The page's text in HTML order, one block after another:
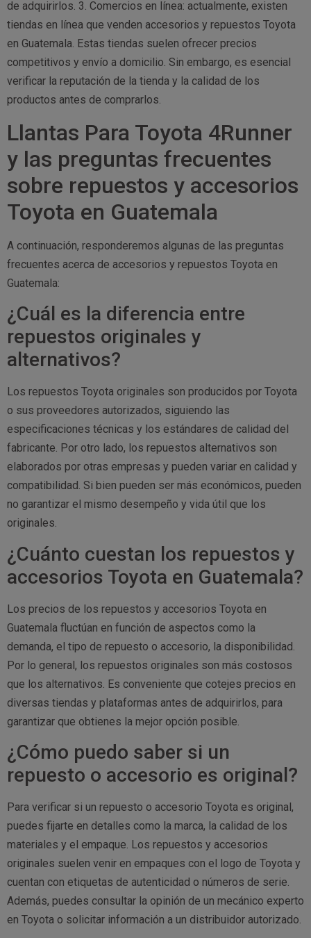
de adquirirlos. 3. Comercios en línea: actualmente, existen
tiendas en línea que venden accesorios y repuestos Toyota
en Guatemala. Estas tiendas suelen ofrecer precios
competitivos y envío a domicilio. Sin embargo, es esencial
verificar la reputación de la tienda y la calidad de los
productos antes de comprarlos.
Llantas Para Toyota 4Runner
y las preguntas frecuentes
sobre repuestos y accesorios
Toyota en Guatemala
A continuación, responderemos algunas de las preguntas
frecuentes acerca de accesorios y repuestos Toyota en
Guatemala:
¿Cuál es la diferencia entre
repuestos originales y
alternativos?
Los repuestos Toyota originales son producidos por Toyota
o sus proveedores autorizados, siguiendo las
especificaciones técnicas y los estándares de calidad del
fabricante. Por otro lado, los repuestos alternativos son
elaborados por otras empresas y pueden variar en calidad y
compatibilidad. Si bien pueden ser más económicos, pueden
no garantizar el mismo desempeño y vida útil que los
originales.
¿Cuánto cuestan los repuestos y
accesorios Toyota en Guatemala?
Los precios de los repuestos y accesorios Toyota en
Guatemala fluctúan en función de aspectos como la
demanda, el tipo de repuesto o accesorio, la disponibilidad.
Por lo general, los repuestos originales son más costosos
que los alternativos. Es conveniente que cotejes precios en
diversas tiendas y plataformas antes de adquirirlos, para
garantizar que obtienes la mejor opción posible.
¿Cómo puedo saber si un
repuesto o accesorio es original?
Para verificar si un repuesto o accesorio Toyota es original,
puedes fijarte en detalles como la marca, la calidad de los
materiales y el empaque. Los repuestos y accesorios
originales suelen venir en empaques con el logo de Toyota y
cuentan con etiquetas de autenticidad o números de serie.
Además, puedes consultar la opinión de un mecánico experto
en Toyota o solicitar información a un distribuidor autorizado.